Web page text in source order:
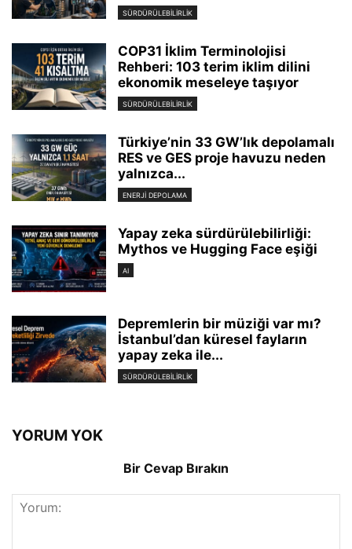
SÜRDÜRÜLEBILIRLIK
COP31 İklim Terminolojisi
Rehberi: 103 terim iklim dilini
ekonomik meseleye taşıyor
SÜRDÜRÜLEBILIRLIK
Türkiye’nin 33 GW’lık depolamalı
RES ve GES proje havuzu neden
yalnızca...
ENERJI DEPOLAMA
Yapay zeka sürdürülebilirliği:
Mythos ve Hugging Face eşiği
AI
Depremlerin bir müziği var mı?
İstanbul’dan küresel fayların
yapay zeka ile...
SÜRDÜRÜLEBILIRLIK
YORUM YOK
Bir Cevap Bırakın